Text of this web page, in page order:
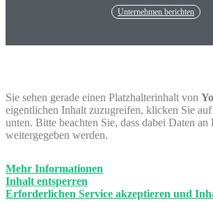
Unternehmen berichten
Sie sehen gerade einen Platzhalterinhalt von
eigentlichen Inhalt zuzugreifen, klicken Sie
unten. Bitte beachten Sie, dass dabei Daten
weitergegeben werden.
Mehr Informationen
Inhalt entsperren
Erforderlichen Service akzeptieren und